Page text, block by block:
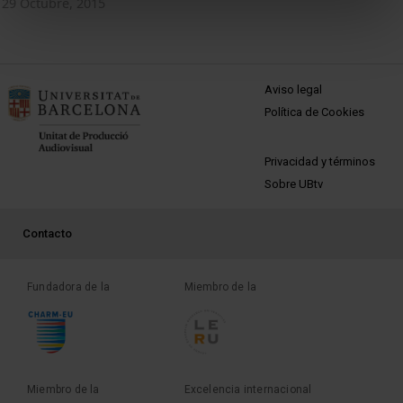
MENÚ PEU 1
Aviso legal
Política de Cookies
PEU 2
Privacidad y términos
Sobre UBtv
PEU 3
Contacto
Fundadora de la Miembro de la
Miembro de la Excelencia internacional